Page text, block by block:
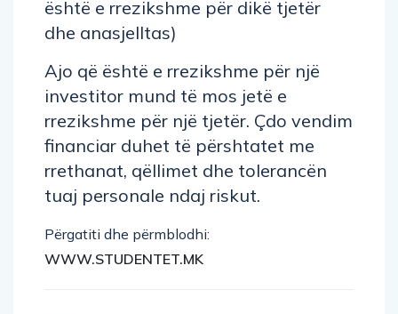
është e rrezikshme për dikë tjetër
dhe anasjelltas)
Ajo që është e rrezikshme për një
investitor mund të mos jetë e
rrezikshme për një tjetër. Çdo vendim
financiar duhet të përshtatet me
rrethanat, qëllimet dhe tolerancën
tuaj personale ndaj riskut.
Përgatiti dhe përmblodhi:
WWW.STUDENTET.MK